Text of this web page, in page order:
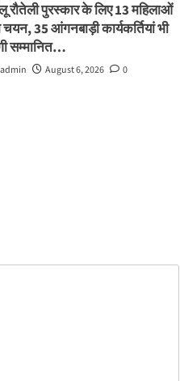
रौतेली पुरस्कार के लिए 13 महिलाओं
35 आंगनबाड़ी कार्यकर्तियां भी
सम्मानित…
admin August 6, 2026 0